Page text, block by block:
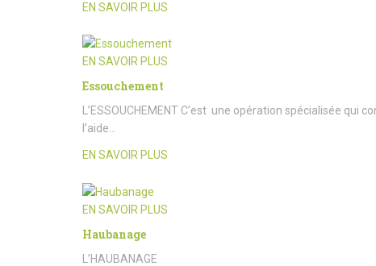
EN SAVOIR PLUS
EN SAVOIR PLUS
Essouchement
L’ESSOUCHEMENT C’est une opération spécialisée
l’aide…
EN SAVOIR PLUS
EN SAVOIR PLUS
Haubanage
L’HAUBANAGE